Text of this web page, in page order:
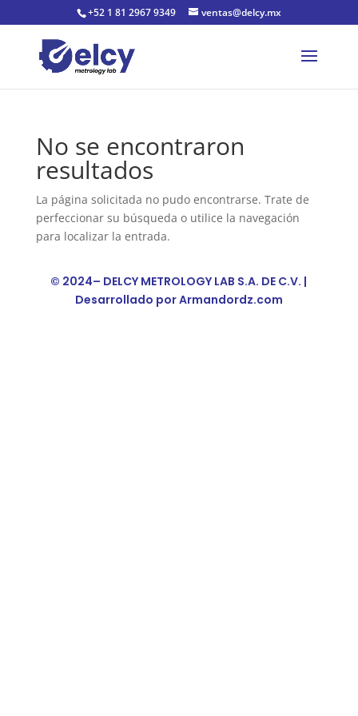
+52 1 81 2967 9349 ventas@delcy.mx
No se encontraron
resultados
La página solicitada no pudo encontrarse. Trate de
perfeccionar su búsqueda o utilice la navegación
para localizar la entrada.
© 2024– DELCY METROLOGY LAB S.A. DE C.V. |
Desarrollado porArmandordz.com